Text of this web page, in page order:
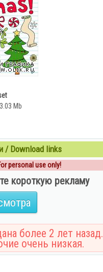
Mb
/ Download links
personal use only!
короткую рекламу
более 2 лет назад.
очень низкая.